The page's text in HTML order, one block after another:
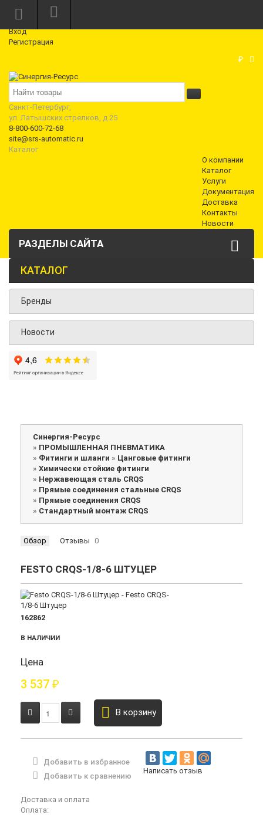
Режим работы: Пн—Пт: 10:00—18:00
Вход
Регистрация
₽
Санкт-Петербург,
ул. Латышских стрелков, д 25
8-800-600-72-68
site@srs-automatic.ru
Каталог
О компании
Каталог
Услуги
Документация
Доставка
Контакты
Новости
РАЗДЕЛЫ САЙТА
КАТАЛОГ
Бренды
Новости
Синергия-Ресурс
» ПРОМЫШЛЕННАЯ ПНЕВМАТИКА
» Фитинги и шланги » Цанговые фитинги
» Химически стойкие фитинги
» Нержавеющая сталь CRQS
» Прямые соединения стальные CRQS
» Прямые соединения CRQS
» Стандартный монтаж CRQS
Обзор Отзывы 0
FESTO CRQS-1/8-6 ШТУЦЕР
162862
В НАЛИЧИИ
Цена
3 537 ₽
В корзину
Добавить в избранное
Добавить к сравнению
Написать отзыв
Доставка и оплата
Оплата: